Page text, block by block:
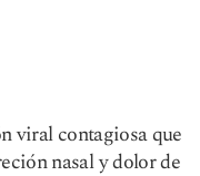
viral contagiosa que
nasal y dolor de